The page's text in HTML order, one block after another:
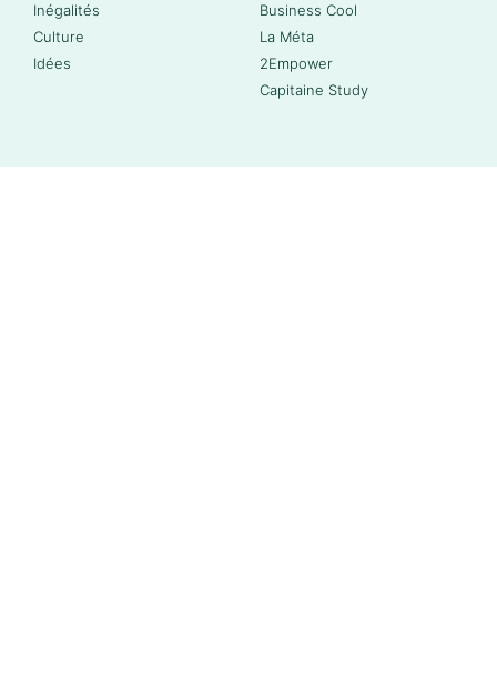
Inégalités
Culture
Idées
Business Cool
La Méta
2Empower
Capitaine Study